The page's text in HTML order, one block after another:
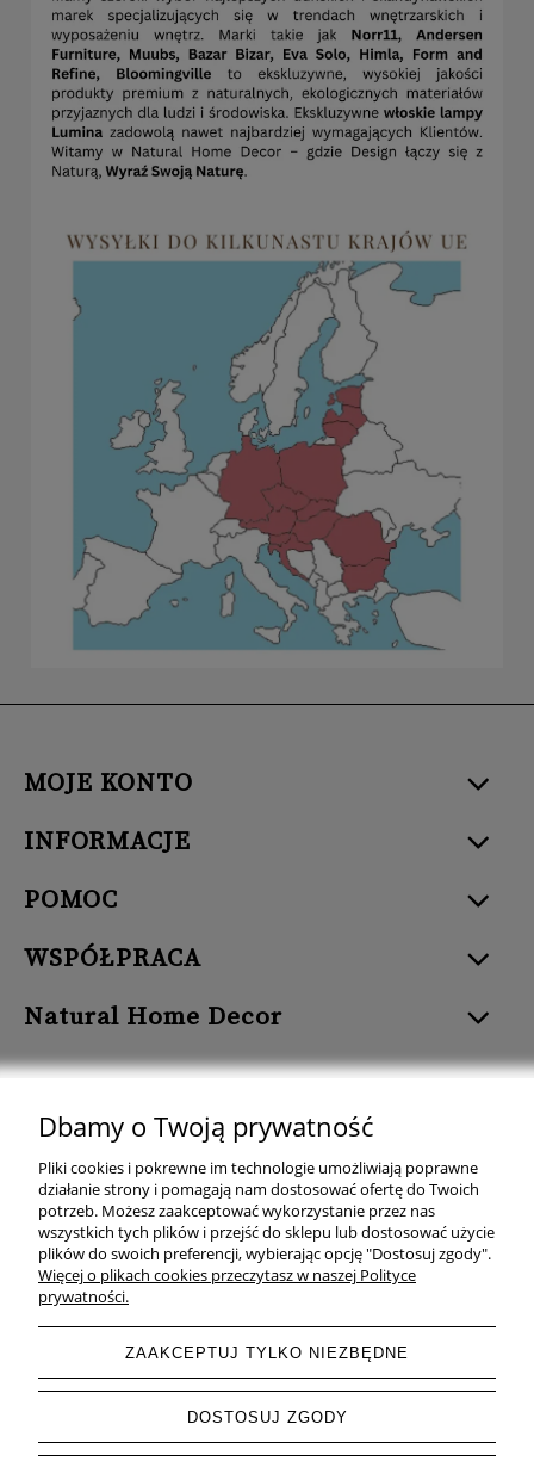
MOJE KONTO
INFORMACJE
POMOC
WSPÓŁPRACA
Natural Home Decor
Natural Home Decor | E-mail: sklep at naturalhomedecor.pl | Tel.:
507 707 299| NIP: 7971800592 | REGON: 381429127
Copyright © 2026 - Naturalhomedecor.pl
Dbamy o Twoją prywatność
Pliki cookies i pokrewne im technologie umożliwiają poprawne
działanie strony i pomagają nam dostosować ofertę do Twoich
potrzeb. Możesz zaakceptować wykorzystanie przez nas
wszystkich tych plików i przejść do sklepu lub dostosować użycie
plików do swoich preferencji, wybierając opcję "Dostosuj zgody".
Więcej o plikach cookies przeczytasz w naszej Polityce
prywatności.
ZAAKCEPTUJ TYLKO NIEZBĘDNE
DOSTOSUJ ZGODY